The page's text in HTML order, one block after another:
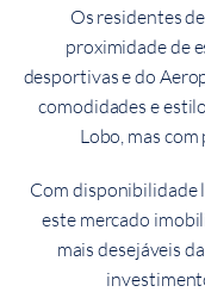
Os residentes
proximidade de
desportivas e do
comodidades e
Lobo, mas
Com disponibilidade
este mercado
mais desejáveis